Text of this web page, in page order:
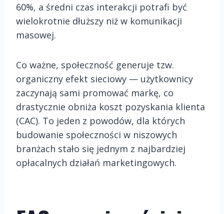
60%, a średni czas interakcji potrafi być
wielokrotnie dłuższy niż w komunikacji
masowej.
Co ważne, społeczność generuje tzw.
organiczny efekt sieciowy — użytkownicy
zaczynają sami promować markę, co
drastycznie obniża koszt pozyskania klienta
(CAC). To jeden z powodów, dla których
budowanie społeczności w niszowych
branżach stało się jednym z najbardziej
opłacalnych działań marketingowych.